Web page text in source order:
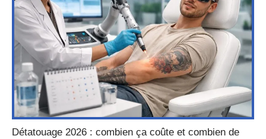
Détatouage 2026 : combien ça coûte et combien de